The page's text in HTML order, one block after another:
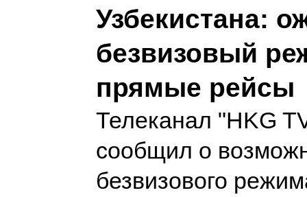
Узбекистана:
безвизовый
прямые рейсы
Телеканал "HKG
сообщил о
безвизового